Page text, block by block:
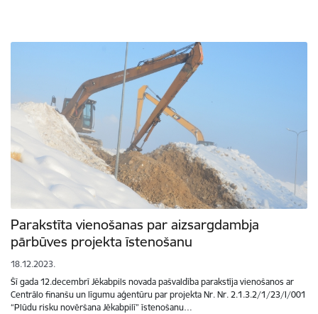
Parakstīta vienošanas par aizsargdambja
pārbūves projekta īstenošanu
18.12.2023.
Šī gada 12.decembrī Jēkabpils novada pašvaldība parakstīja vienošanos ar
Centrālo finanšu un līgumu aģentūru par projekta Nr. Nr. 2.1.3.2/1/23/I/001
“Plūdu risku novēršana Jēkabpilī” īstenošanu…